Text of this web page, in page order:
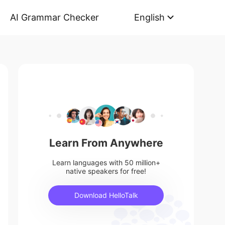
AI Grammar Checker English
Learn From Anywhere
Learn languages with 50 million+
native speakers for free!
Download HelloTalk